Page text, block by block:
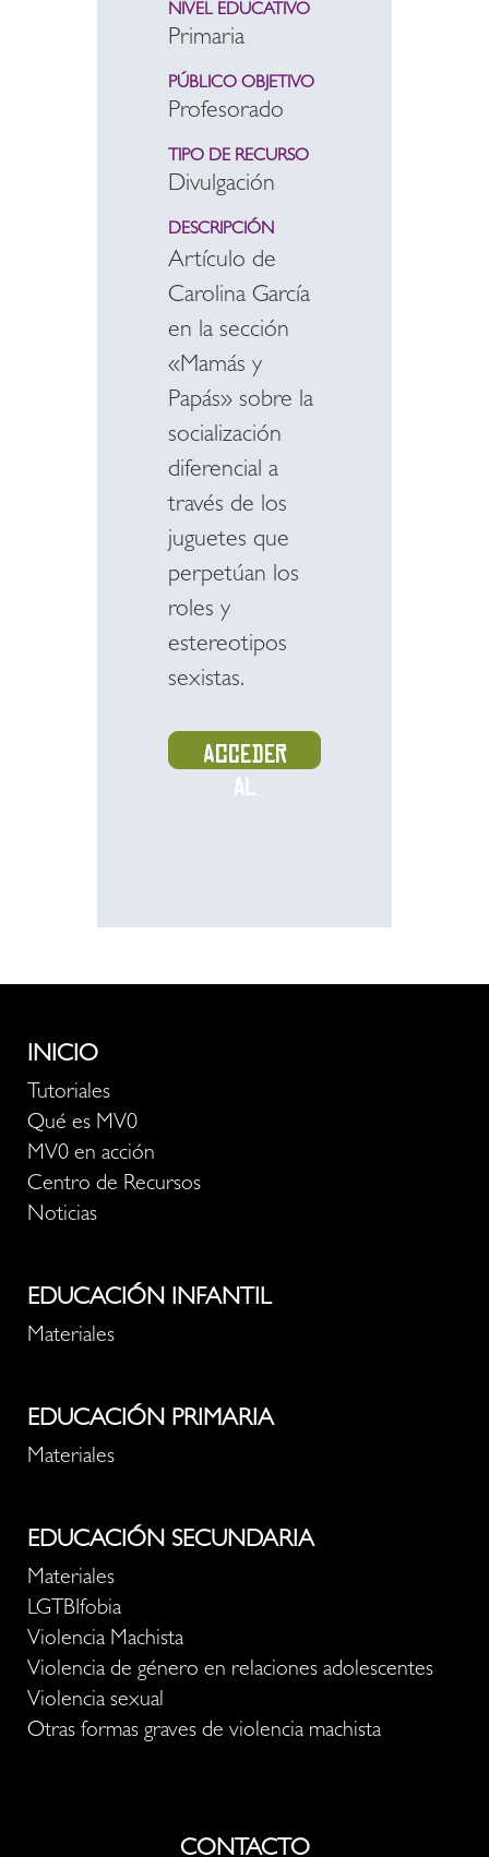
NIVEL EDUCATIVO
Primaria
PÚBLICO OBJETIVO
Profesorado
TIPO DE RECURSO
Divulgación
DESCRIPCIÓN
Artículo de
Carolina García
en la sección
«Mamás y
Papás» sobre la
socialización
diferencial a
través de los
juguetes que
perpetúan los
roles y
estereotipos
sexistas.
Acceder
al
INICIO
Tutoriales
Qué es MV0
MV0 en acción
Centro de Recursos
Noticias
EDUCACIÓN INFANTIL
Materiales
EDUCACIÓN PRIMARIA
Materiales
EDUCACIÓN SECUNDARIA
Materiales
LGTBIfobia
Violencia Machista
Violencia de género en relaciones adolescentes
Violencia sexual
Otras formas graves de violencia machista
CONTACTO